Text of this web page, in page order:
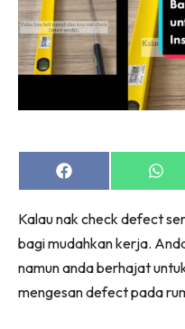
Dapur
Ruang Makan
Make Over
Bilik Air
Bilik Tidur
Ruang Makan
Ruang Tamu
Menarik Lagi
Casa Impiana
Impiana
Makeover
Share
on
Share
on
Kalau nak check defect
bagi mudahkan kerja.
namun anda berhajat
mengesan defect pada